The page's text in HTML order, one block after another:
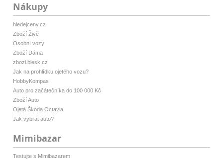
Nákupy
hledejceny.cz
Zboží Živě
Osobní vozy
Zboží Dáma
zbozi.blesk.cz
Jak na prohlídku ojetého vozu?
HobbyKompas
Auto pro začátečníka do 100 000 Kč
Zboží Auto
Ojetá Škoda Octavia
Jak vybrat auto?
Mimibazar
Testujte s Mimibazarem